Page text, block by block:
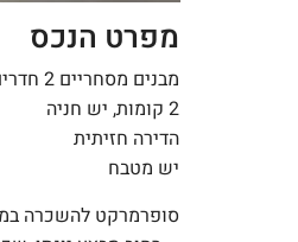
מפרט הנכס
מבנים מסחריים 2 חדרים, 210 מ"ר, 600 מ"ר מגרש
2 קומות, יש חניה
הדירה חזיתית
יש מטבח
סופרמרקט להשכרה